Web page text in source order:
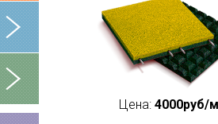
Цена: 4000руб/